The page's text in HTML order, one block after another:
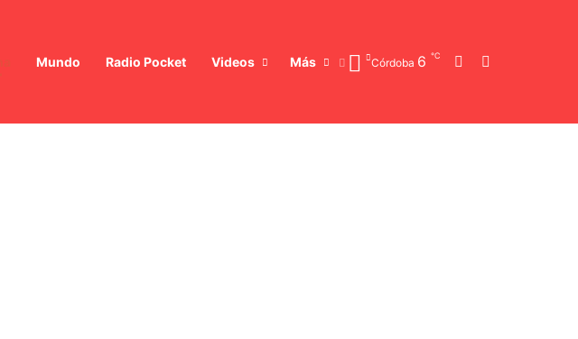
Mundo Radio Pocket Videos Más Córdoba 6 ℃ Switch skin